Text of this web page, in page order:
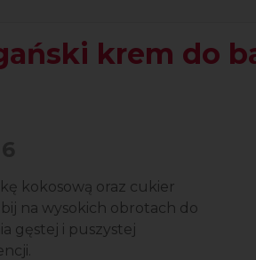
krem do
kokosową oraz cukier
na wysokich obrotach do
gęstej i puszystej